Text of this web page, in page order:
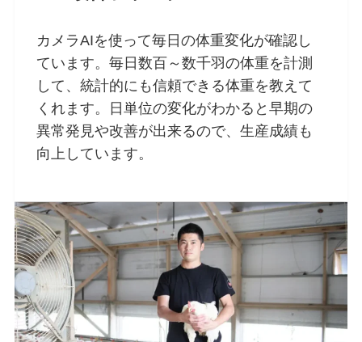
カメラAIを使って毎日の体重変化が確認し
ています。毎日数百～数千羽の体重を計測
して、統計的にも信頼できる体重を教えて
くれます。日単位の変化がわかると早期の
異常発見や改善が出来るので、生産成績も
向上しています。